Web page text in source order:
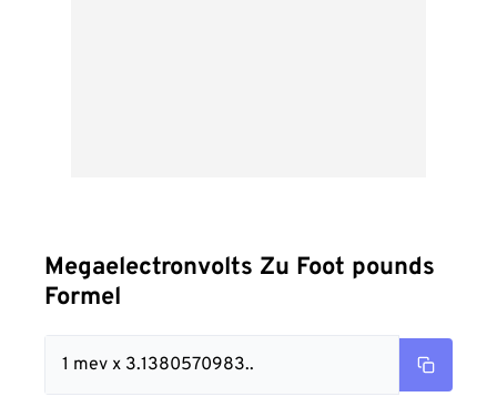
Megaelectronvolts Zu Foot pounds
Formel
1 mev x 3.1380570983..